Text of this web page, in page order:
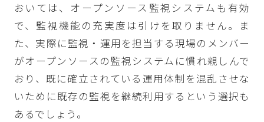
おいては、オープンソース監視システムも有効
で、監視機能の充実度は引けを取りません。ま
た、実際に監視・運用を担当する現場のメンバー
がオープンソースの監視システムに慣れ親しんで
おり、既に確立されている運用体制を混乱させな
いために既存の監視を継続利用するという選択も
あるでしょう。